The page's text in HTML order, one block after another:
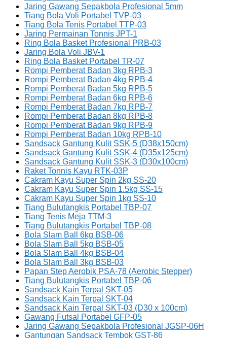
Jaring Gawang Sepakbola Profesional 5mm
Tiang Bola Voli Portabel TVP-03
Tiang Bola Tenis Portabel TTP-03
Jaring Permainan Tonnis JPT-1
Ring Bola Basket Profesional PRB-03
Jaring Bola Voli JBV-1
Ring Bola Basket Portabel TR-07
Rompi Pemberat Badan 3kg RPB-3
Rompi Pemberat Badan 4kg RPB-4
Rompi Pemberat Badan 5kg RPB-5
Rompi Pemberat Badan 6kg RPB-6
Rompi Pemberat Badan 7kg RPB-7
Rompi Pemberat Badan 8kg RPB-8
Rompi Pemberat Badan 9kg RPB-9
Rompi Pemberat Badan 10kg RPB-10
Sandsack Gantung Kulit SSK-5 (D38x150cm)
Sandsack Gantung Kulit SSK-4 (D35x125cm)
Sandsack Gantung Kulit SSK-3 (D30x100cm)
Raket Tonnis Kayu RTK-03P
Cakram Kayu Super Spin 2kg SS-20
Cakram Kayu Super Spin 1.5kg SS-15
Cakram Kayu Super Spin 1kg SS-10
Tiang Bulutangkis Portabel TBP-07
Tiang Tenis Meja TTM-3
Tiang Bulutangkis Portabel TBP-08
Bola Slam Ball 6kg BSB-06
Bola Slam Ball 5kg BSB-05
Bola Slam Ball 4kg BSB-04
Bola Slam Ball 3kg BSB-03
Papan Step Aerobik PSA-78 (Aerobic Stepper)
Tiang Bulutangkis Portabel TBP-06
Sandsack Kain Terpal SKT-05
Sandsack Kain Terpal SKT-04
Sandsack Kain Terpal SKT-03 (D30 x 100cm)
Gawang Futsal Portabel GFP-05
Jaring Gawang Sepakbola Profesional JGSP-06H
Gantungan Sandsack Tembok GST-86